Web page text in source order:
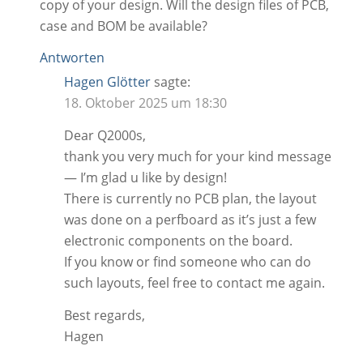
copy of your design. Will the design files of PCB,
case and BOM be available?
Antworten
Hagen Glötter sagte:
18. Oktober 2025 um 18:30
Dear Q2000s,
thank you very much for your kind message
— I’m glad u like by design!
There is currently no PCB plan, the layout
was done on a perfboard as it’s just a few
electronic components on the board.
If you know or find someone who can do
such layouts, feel free to contact me again.
Best regards,
Hagen